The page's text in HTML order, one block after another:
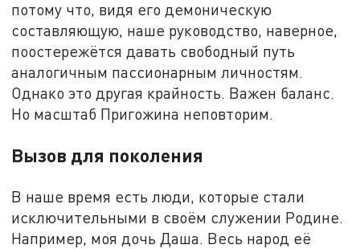
потому что, видя его демоническую
составляющую, наше руководство, наверное,
поостережётся давать свободный путь
аналогичным пассионарным личностям.
Однако это другая крайность. Важен баланс.
Но масштаб Пригожина неповторим.
Вызов для поколения
В наше время есть люди, которые стали
исключительными в своём служении Родине.
Например, моя дочь Даша. Весь народ её